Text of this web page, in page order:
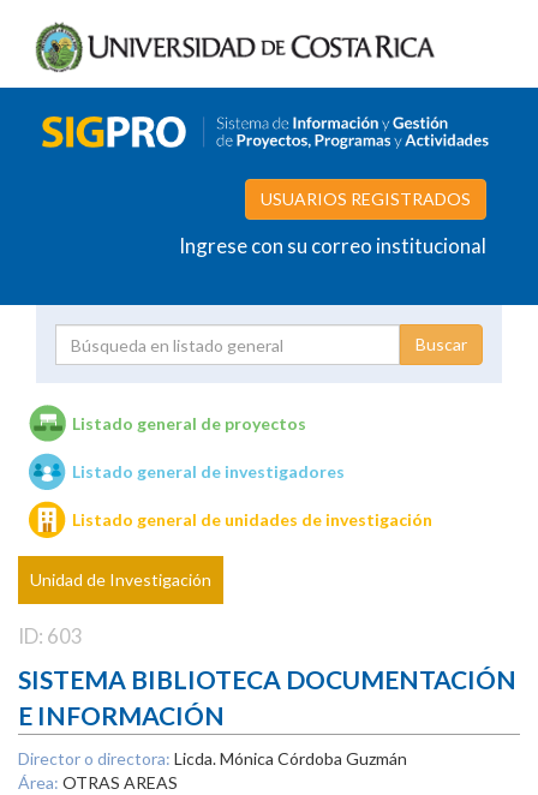
USUARIOS REGISTRADOS
Ingrese con su correo institucional
Unidades de investigación
Listado general de proyectos
Listado general de investigadores
Listado general de unidades de investigación
Unidad de Investigación
ID: 603
SISTEMA BIBLIOTECA DOCUMENTACIÓN
E INFORMACIÓN
Director o directora: Licda. Mónica Córdoba Guzmán
Área: OTRAS AREAS